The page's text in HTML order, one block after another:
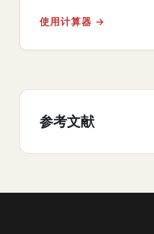
使用计算器 →
参考文献